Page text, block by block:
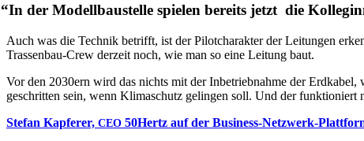
“In der Modell­bau­stel­le spie­len bereits jetzt die
Auch was die Tech­nik betrifft, ist der Pilot­cha­rak­ter der Lei­tun­gen
Tras­sen­bau-Crew der­zeit noch, wie man so eine Lei­tung baut.
Vor den 2030ern wird das nichts mit der Inbe­trieb­nah­me der Erd­ka­bel,
ge­schrit­ten sein, wenn Kli­ma­schutz gelin­gen soll. Und der funk­tio­niert
Ste­fan Kap­fe­rer, CEO 50Hertz auf der Busi­ness-Netz­werk-